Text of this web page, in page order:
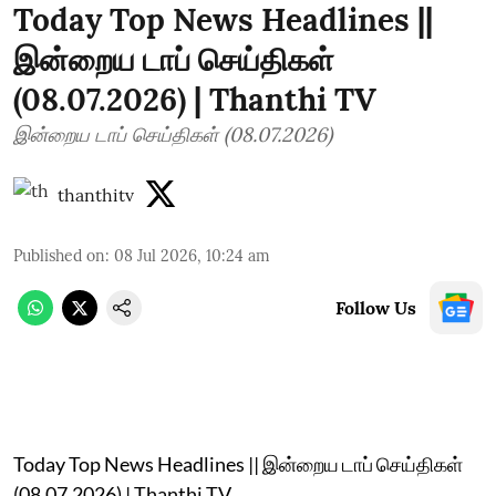
Today Top News Headlines ||
இன்றைய டாப் செய்திகள்
(08.07.2026) | Thanthi TV
இன்றைய டாப் செய்திகள் (08.07.2026)
thanthitv
Published on: 08 Jul 2026, 10:24 am
Follow Us
Today Top News Headlines || இன்றைய டாப் செய்திகள்